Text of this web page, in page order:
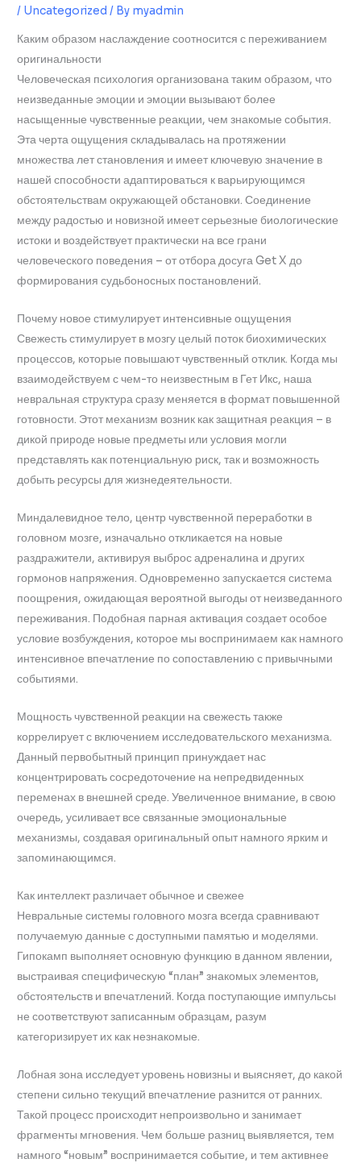
/ Uncategorized / By myadmin
Каким образом наслаждение соотносится с переживанием
оригинальности
Человеческая психология организована таким образом, что
неизведанные эмоции и эмоции вызывают более
насыщенные чувственные реакции, чем знакомые события.
Эта черта ощущения складывалась на протяжении
множества лет становления и имеет ключевую значение в
нашей способности адаптироваться к варьирующимся
обстоятельствам окружающей обстановки. Соединение
между радостью и новизной имеет серьезные биологические
истоки и воздействует практически на все грани
человеческого поведения – от отбора досуга Get X до
формирования судьбоносных постановлений.
Почему новое стимулирует интенсивные ощущения
Свежесть стимулирует в мозгу целый поток биохимических
процессов, которые повышают чувственный отклик. Когда мы
взаимодействуем с чем-то неизвестным в Гет Икс, наша
невральная структура сразу меняется в формат повышенной
готовности. Этот механизм возник как защитная реакция – в
дикой природе новые предметы или условия могли
представлять как потенциальную риск, так и возможность
добыть ресурсы для жизнедеятельности.
Миндалевидное тело, центр чувственной переработки в
головном мозге, изначально откликается на новые
раздражители, активируя выброс адреналина и других
гормонов напряжения. Одновременно запускается система
поощрения, ожидающая вероятной выгоды от неизведанного
переживания. Подобная парная активация создает особое
условие возбуждения, которое мы воспринимаем как намного
интенсивное впечатление по сопоставлению с привычными
событиями.
Мощность чувственной реакции на свежесть также
коррелирует с включением исследовательского механизма.
Данный первобытный принцип принуждает нас
концентрировать сосредоточение на непредвиденных
переменах в внешней среде. Увеличенное внимание, в свою
очередь, усиливает все связанные эмоциональные
механизмы, создавая оригинальный опыт намного ярким и
запоминающимся.
Как интеллект различает обычное и свежее
Невральные системы головного мозга всегда сравнивают
получаемую данные с доступными памятью и моделями.
Гипокамп выполняет основную функцию в данном явлении,
выстраивая специфическую “план” знакомых элементов,
обстоятельств и впечатлений. Когда поступающие импульсы
не соответствуют записанным образцам, разум
категоризирует их как незнакомые.
Лобная зона исследует уровень новизны и выясняет, до какой
степени сильно текущий впечатление разнится от ранних.
Такой процесс происходит непроизвольно и занимает
фрагменты мгновения. Чем больше разниц выявляется, тем
намного “новым” воспринимается событие, и тем активнее